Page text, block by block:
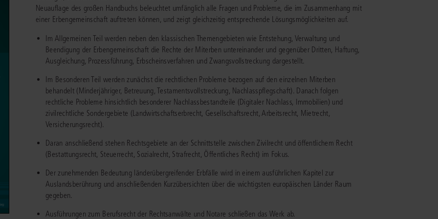
Finden Sie Lösungen und Inhalte, die zu Ihrem Fachgebiet passen.
Arbeitsrecht
Außenwirtschaftsrecht
Bankrecht
Compliance
Datenschutzrecht
Familienrecht
Handels- und Gesellschaftsrecht
Insolvenzrecht
IT-und Medienrecht
Notare
Öffentliches Dienstrecht
Öffentliches Recht
Sozialrecht
Steuerrecht
Unternehmensjuristen
Verkehrsrecht
Wettbewerbs- und
JURIS BUSINESS
Praxisnah und intuitiv: Schutz vor rechtlichen
Risikenfür Unternehmen, Institutionen
und Steuerberater.
mehr erfahren
JURIS AKADEMIE
Qualifiziert und zertifiziert: Online-
Fortbildungenfür Fachanwältein allen
wichtigen Fachgebieten.
mehr erfahren
4466
(Mo-Do 9-18 Uhr, Fr 9-17 Uhr).
für eine erste Produktempfehlung.
Online-Produktberater starten
Vereine und Verbände
Unternehmen
Referendariat
WEITERE SERVICES
FAQ
Veranstaltungen
juris PraxisReporte
4422 (Mo-Fr 8-18 Uhr).
Alle Kontaktmöglichkeiten
Neuauflage des großen Handbuchs beleuchtet umfänglich alle Fragen und Probleme, die im Zusammenhang mit
einer Erbengemeinschaft auftreten können, und zeigt gleichzeitig entsprechende Lösungsmöglichkeiten auf.
Im Allgemeinen Teil werden neben den klassischen Themengebieten wie Entstehung, Verwaltung und
Beendigung der Erbengemeinschaft die Rechte der Miterben untereinander und gegenüber Dritten, Haftung,
Ausgleichung, Prozessführung, Erbscheinsverfahren und Zwangsvollstreckung dargestellt.
Im Besonderen Teil werden zunächst die rechtlichen Probleme bezogen auf den einzelnen Miterben
behandelt (Minderjähriger, Betreuung, Testamentsvollstreckung, Nachlasspflegschaft). Danach folgen
rechtliche Probleme hinsichtlich besonderer Nachlassbestandteile (Digitaler Nachlass, Immobilien) und
zivilrechtliche Sondergebiete (Landwirtschaftserbrecht, Gesellschaftsrecht, Arbeitsrecht, Mietrecht,
Versicherungsrecht).
Daran anschließend stehen Rechtsgebiete an der Schnittstelle zwischen Zivilrecht und öffentlichem Recht
(Bestattungsrecht, Steuerrecht, Sozialrecht, Strafrecht, Öffentliches Recht) im Fokus.
Der zunehmenden Bedeutung länderübergreifender Erbfälle wird in einem ausführlichen Kapitel zur
Auslandsberührung und anschließenden Kurzübersichten über die wichtigsten europäischen Länder Raum
gegeben.
Ausführungen zum Berufsrecht der Rechtsanwälte und Notare schließen das Werk ab.